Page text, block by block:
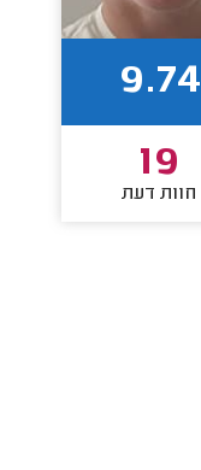
9.74
19
חוות דעת